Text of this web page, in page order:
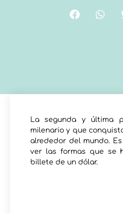
La segunda y última
milenario y que
alrededor del mundo.
ver las formas que se
billete de un dólar.